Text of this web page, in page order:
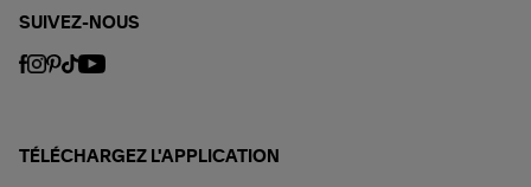
SUIVEZ-NOUS
TÉLÉCHARGEZ L'APPLICATION